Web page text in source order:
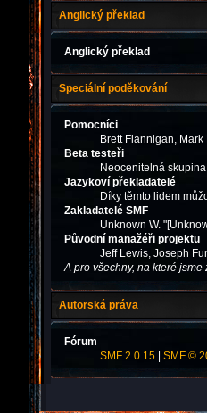
Anglický překlad
Anglický překlad
Speciální poděkování
Pomocníci
Brett Flannigan,
Beta testeři
Neocenitelná
Jazykoví překladatelé
Díky těmto lidem
Zakladatelé SMF
Unknown W.
Původní manažéři projektu
Jeff Lewis, Joseph
A pro všechny, na které
Autorská práva
Fórum
SMF 2.0.15| SMF ©